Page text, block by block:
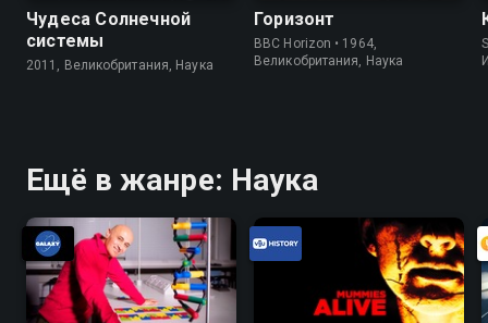
Чудеса Солнечной
системы
2011, Великобритания, Наука
Горизонт
BBC Horizon • 1964,
Великобритания, Наука
Ещё в жанре: Наука